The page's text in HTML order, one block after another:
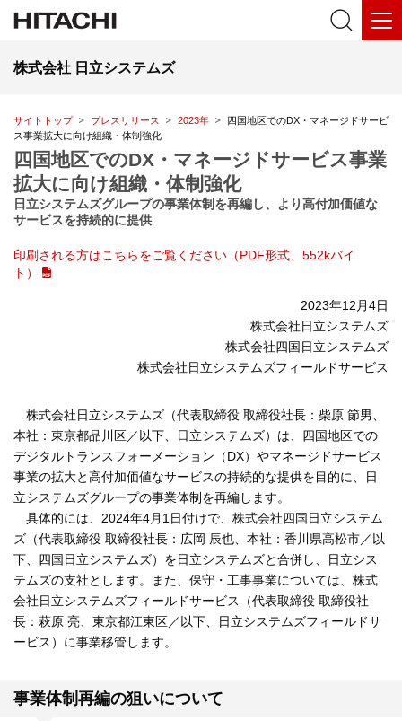
株式会社 日立システムズ
サイトトップ プレスリリース 2023年
四国地区でのDX・マネージドサービ
ス事業拡大に向け組織・体制強化
四国地区でのDX・マネージドサービス事業
拡大に向け組織・体制強化
日立システムズグループの事業体制を再編し、より高付加価値な
サービスを持続的に提供
印刷される方はこちらをご覧ください（PDF形式、552kバイ
ト）
2023年12月4日
株式会社日立システムズ
株式会社四国日立システムズ
株式会社日立システムズフィールドサービス
株式会社日立システムズ（代表取締役 取締役社長：柴原 節男、
本社：東京都品川区／以下、日立システムズ）は、四国地区での
デジタルトランスフォーメーション（DX）やマネージドサービス
事業の拡大と高付加価値なサービスの持続的な提供を目的に、日
立システムズグループの事業体制を再編します。
具体的には、2024年4月1日付けで、株式会社四国日立システム
ズ（代表取締役 取締役社長：広岡 辰也、本社：香川県高松市／以
下、四国日立システムズ）を日立システムズと合併し、日立シス
テムズの支社とします。また、保守・工事事業については、株式
会社日立システムズフィールドサービス（代表取締役 取締役社
長：萩原 亮、東京都江東区／以下、日立システムズフィールドサ
ービス）に事業移管します。
事業体制再編の狙いについて